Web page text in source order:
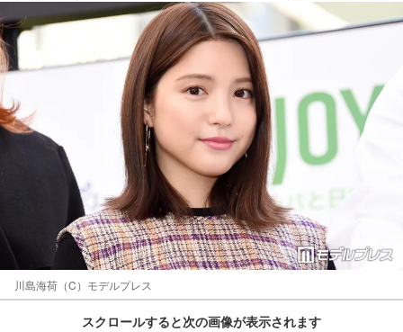
川島海荷（C）モデルプレス
スクロールすると次の画像が表示されます